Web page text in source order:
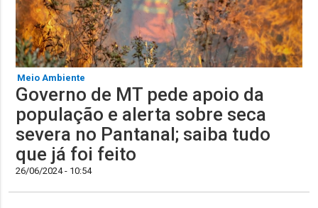
Meio Ambiente
Governo de MT pede apoio da
população e alerta sobre seca
severa no Pantanal; saiba tudo
que já foi feito
26/06/2024 - 10:54